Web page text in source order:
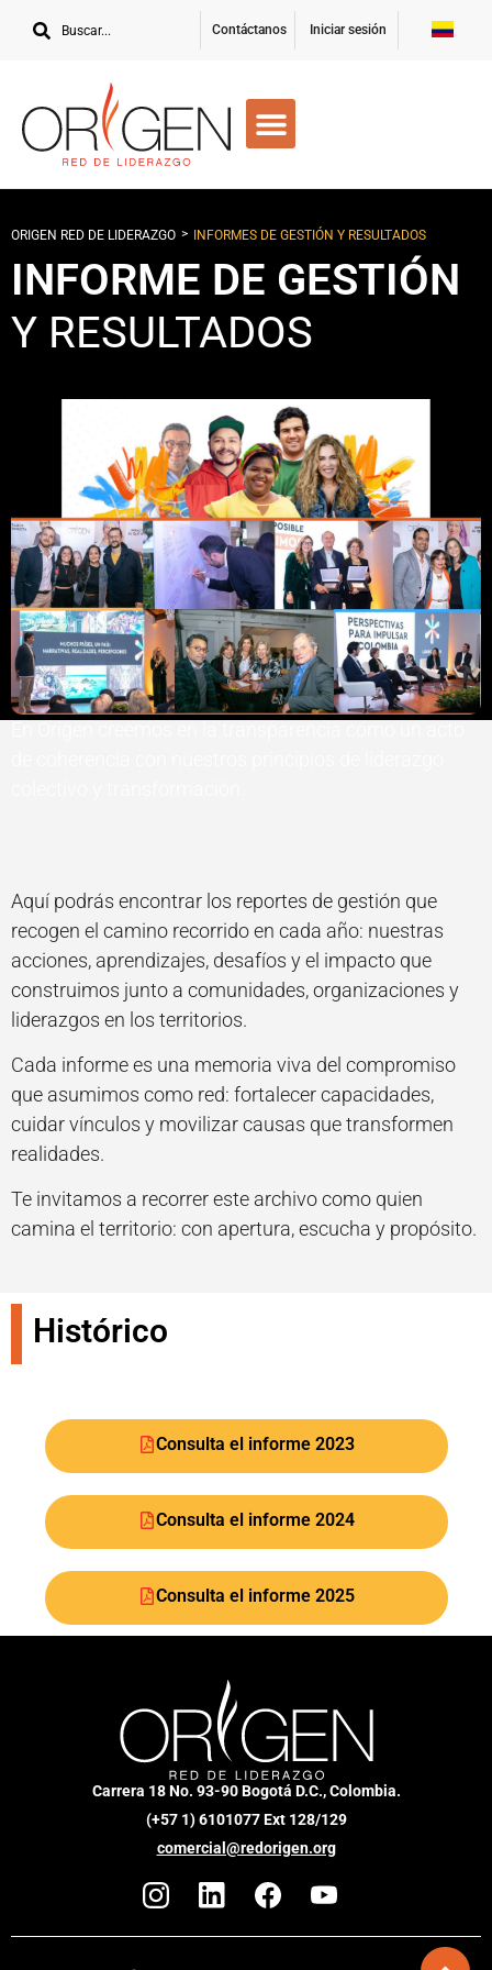
Contáctanos Iniciar sesión
ORIGEN RED DE LIDERAZGO > INFORMES DE GESTIÓN Y RESULTADOS
INFORME DE GESTIÓN
Y RESULTADOS
Aquí podrás encontrar los reportes de gestión que
recogen el camino recorrido en cada año: nuestras
acciones, aprendizajes, desafíos y el impacto que
construimos junto a comunidades, organizaciones y
liderazgos en los territorios.
Cada informe es una memoria viva del compromiso
que asumimos como red: fortalecer capacidades,
cuidar vínculos y movilizar causas que transformen
realidades.
Te invitamos a recorrer este archivo como quien
camina el territorio: con apertura, escucha y propósito.
Histórico
Consulta el informe 2023
Consulta el informe 2024
Consulta el informe 2025
Carrera 18 No. 93-90 Bogotá D.C., Colombia.
(+57 1) 6101077 Ext 128/129
comercial@redorigen.org